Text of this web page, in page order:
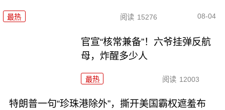
最热 阅读 15276 08-04
官宣“核常兼备”！六爷挂弹反航
母，炸醒多少人
最热 阅读 12003
特朗普一句“珍珠港除外”，撕开美国霸权遮羞布